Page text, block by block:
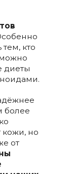
кто
диеты
более
кожи, но
от